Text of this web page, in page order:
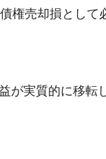
権売却損として
が実質的に移転